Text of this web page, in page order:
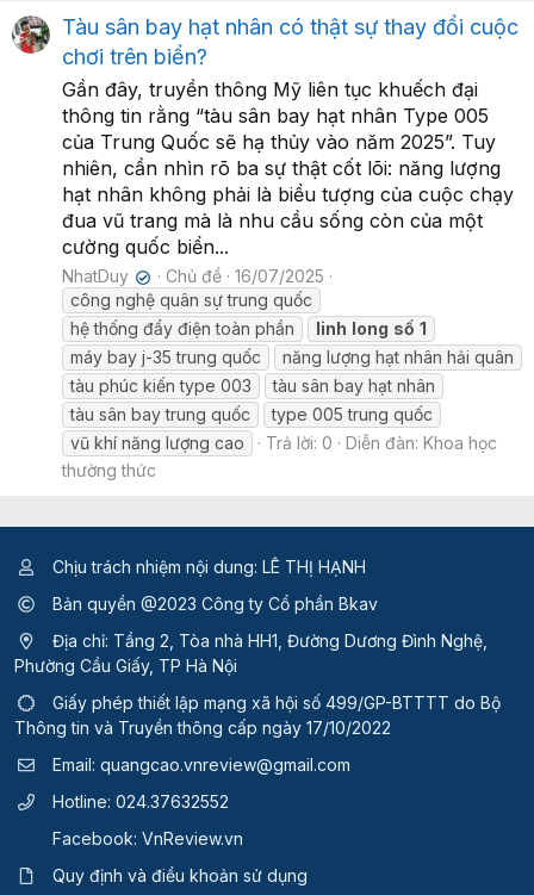
Tàu sân bay hạt nhân có thật sự thay đổi cuộc
chơi trên biển?
Gần đây, truyền thông Mỹ liên tục khuếch đại
thông tin rằng “tàu sân bay hạt nhân Type 005
của Trung Quốc sẽ hạ thủy vào năm 2025”. Tuy
nhiên, cần nhìn rõ ba sự thật cốt lõi: năng lượng
hạt nhân không phải là biểu tượng của cuộc chạy
đua vũ trang mà là nhu cầu sống còn của một
cường quốc biển...
NhatDuy ✔ Chủ đề
16/07/2025
công nghệ quân sự trung quốc
hệ thống đẩy điện toàn phần
linh long số 1
máy bay j-35 trung quốc
năng lượng hạt nhân hải quân
tàu phúc kiến type 003
tàu sân bay hạt nhân
tàu sân bay trung quốc
type 005 trung quốc
vũ khí năng lượng cao
Trả lời: 0 Diễn đàn: Khoa học
thường thức
Chịu trách nhiệm nội dung: LÊ THỊ HẠNH
Bản quyền @2023 Công ty Cổ phần Bkav
Địa chỉ: Tầng 2, Tòa nhà HH1, Đường Dương Đình Nghệ,
Phường Cầu Giấy, TP Hà Nội
Giấy phép thiết lập mạng xã hội số 499/GP-BTTTT do Bộ
Thông tin và Truyền thông cấp ngày 17/10/2022
Email: quangcao.vnreview@gmail.com
Hotline: 024.37632552
Facebook: VnReview.vn
Quy định và điều khoản sử dụng